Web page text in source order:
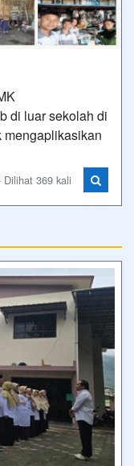
di luar sekolah di
mengaplikasikan
369 kali